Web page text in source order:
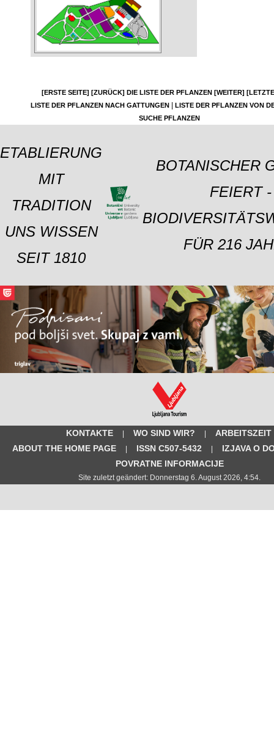
[ERSTE SEITE] [ZURÜCK] DIE LISTE DER PFLANZEN [WEITER]
LISTE DER PFLANZEN NACH GATTUNGEN
LISTE DER PFLANZEN VON
SUCHE PFLANZEN
ETABLIERUNG
MIT
TRADITION
UNS WISSEN
SEIT 1810
BOTANISCHER
FEIERT -
FÜR 216
KONTAKTE WO SIND WIR?
ARBEITSZEIT
ABOUT THE HOME PAGE
ISSN C507-5432
IZJAVA O
POVRATNE INFORMACIJE
Site zuletzt geändert: Donnerstag 6. August 2026, 4:54.